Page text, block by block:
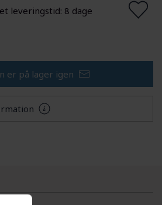
leveringstid: 8 dage
er på lager igen